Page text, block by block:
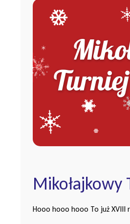
Mikołajkowy
Hooo hooo hooo To już XVIII